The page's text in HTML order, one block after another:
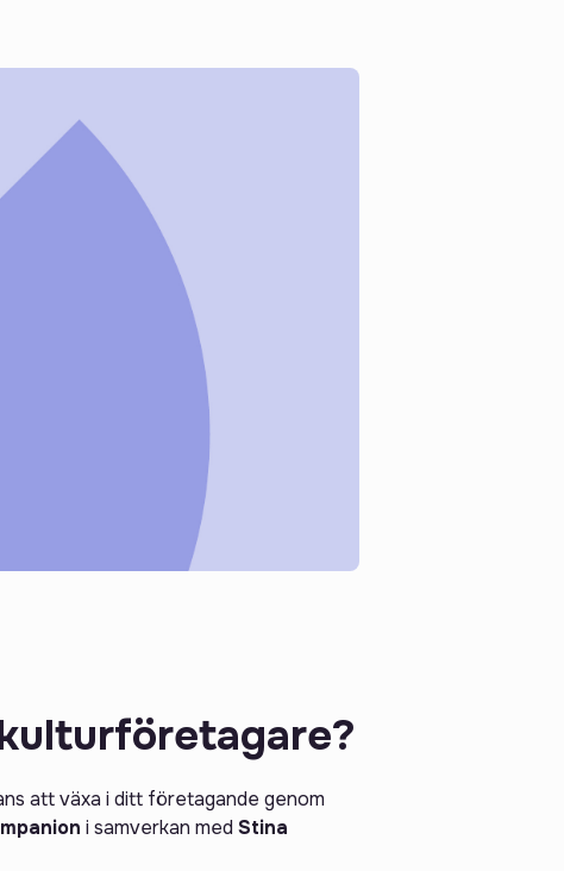
att växa i ditt företagande genom
i samverkan med Stina